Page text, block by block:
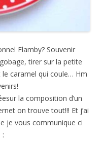
Flamby? Souvenir
tirer sur la petite
caramel qui coule… Hm
la composition d’un
on trouve tout!!! Et j’ai
je vous communique ci
: